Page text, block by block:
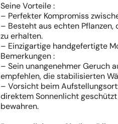
Seine Vorteile :
– Perfekter Kompromiss
– Besteht aus echten
zu erhalten.
– Einzigartige handgefertigte
Bemerkungen :
– Sein unangenehmer Geruch
empfehlen, die stabilisierten
– Vorsicht beim
direktem Sonnenlicht
bewahren.